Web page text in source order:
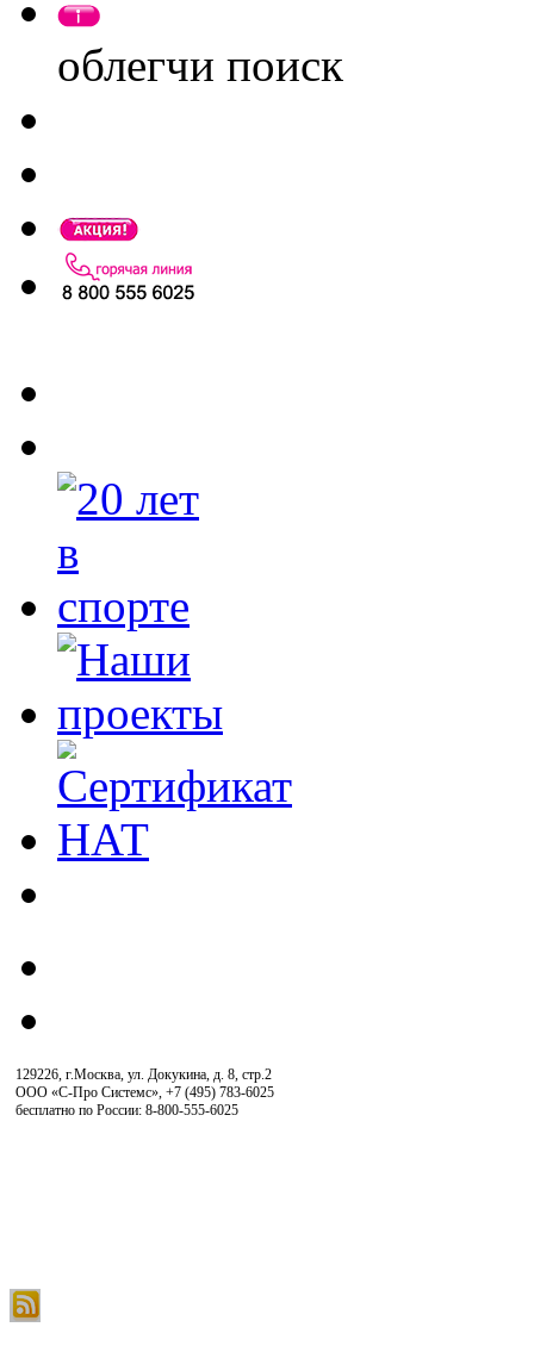
облегчи поиск
129226, г.Москва, ул. Докукина, д. 8, стр.2
ООО «С-Про Системс», +7 (495) 783-6025
бесплатно по России: 8-800-555-6025